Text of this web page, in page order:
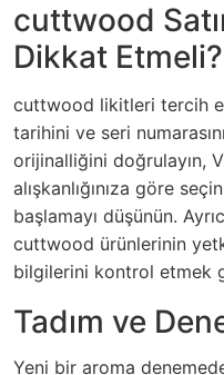
cuttwood
Dikkat Etmeli?
cuttwood likitleri tercih
tarihini ve seri
orijinalliğini doğrulayın,
alışkanlığınıza göre
başlamayı düşünün.
cuttwood ürünlerinin
bilgilerini kontrol etmek
Tadım ve
Yeni bir aroma